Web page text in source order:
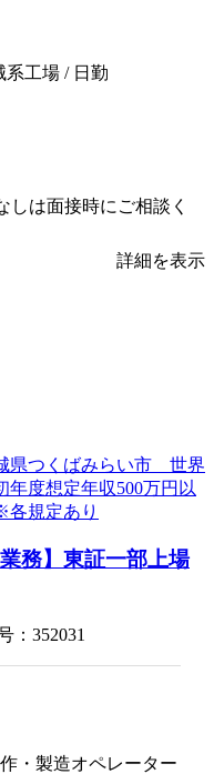
系工場 / 日勤
は面接時にご相談く
詳細を表示
務】東証一部上場
352031
・製造オペレーター